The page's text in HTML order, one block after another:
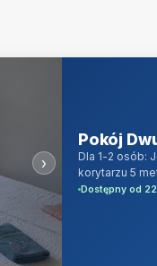
›
Pokój
Dla 1-2 osób:
korytarzu 5
mikrofalowa,
Dostępny od